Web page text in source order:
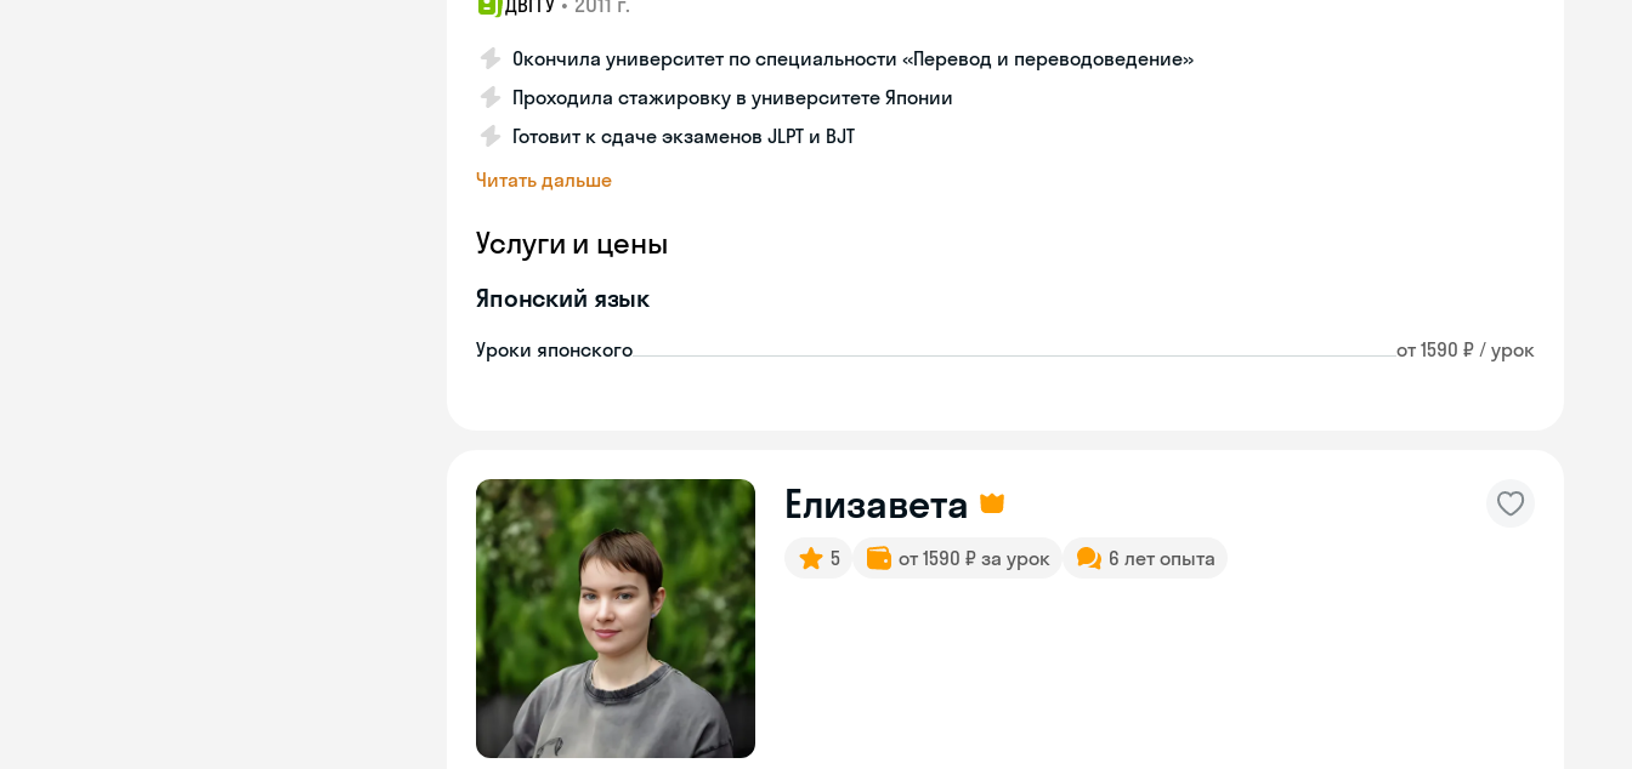
ДВГГУ
Окончила университет по специальности «Перевод и переводоведение»
Проходила стажировку в университете Японии
Готовит к сдаче экзаменов JLPT и BJT
Читать дальше
Услуги и цены
Японский язык
Уроки японского от 1590 ₽ / урок
Елизавета
5 от 1590 ₽ за урок 6 лет опыта